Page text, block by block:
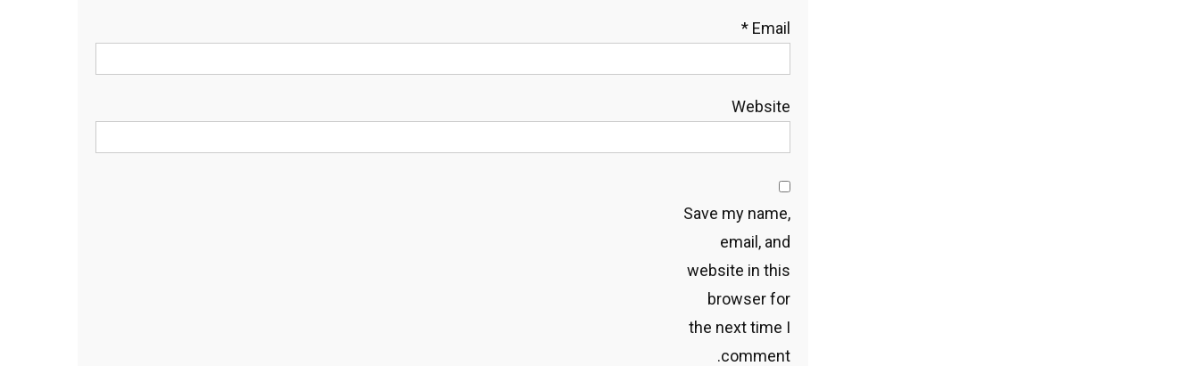
Email
*
Website
Save my name,
email, and
website in this
browser for
the next time I
comment.